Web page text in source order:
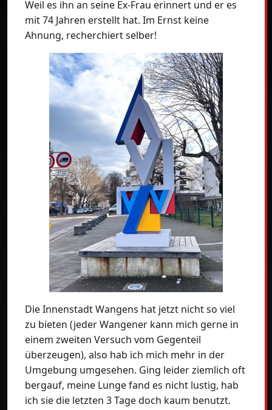
Weil es ihn an seine Ex-Frau erinnert und er es
mit 74 Jahren erstellt hat. Im Ernst keine
Ahnung, recherchiert selber!
Die Innenstadt Wangens hat jetzt nicht so viel
zu bieten (jeder Wangener kann mich gerne in
einem zweiten Versuch vom Gegenteil
überzeugen), also hab ich mich mehr in der
Umgebung umgesehen. Ging leider ziemlich oft
bergauf, meine Lunge fand es nicht lustig, hab
ich sie die letzten 3 Tage doch kaum benutzt.